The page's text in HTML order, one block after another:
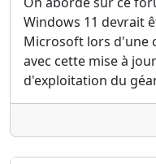
Windows 11 devrait
Microsoft lors d'une
avec cette mise à
d'exploitation du